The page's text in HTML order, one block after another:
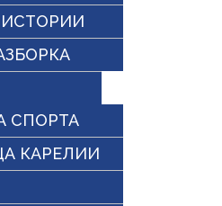
СПОРТА
КАРЕЛИИ